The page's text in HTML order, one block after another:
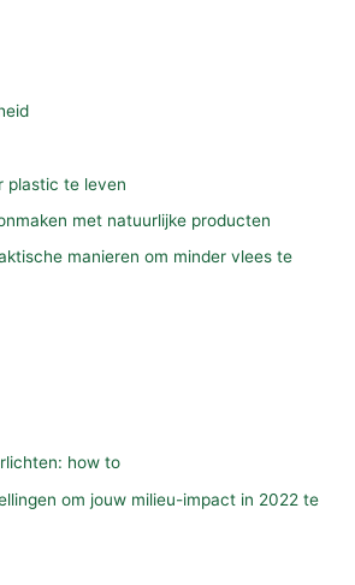
plastic te leven
met natuurlijke producten
manieren om minder vlees te
how to
om jouw milieu-impact in 2022 te